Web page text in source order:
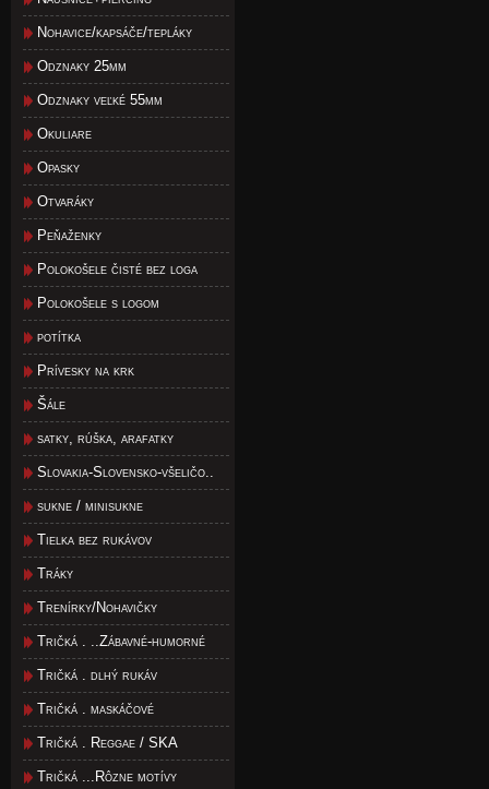
Nohavice/kapsáče/tepláky
Odznaky 25mm
Odznaky veľké 55mm
Okuliare
Opasky
Otvaráky
Peňaženky
Polokošele čisté bez loga
Polokošele s logom
potítka
Prívesky na krk
Šále
satky, rúška, arafatky
Slovakia-Slovensko-všeličo..
sukne / minisukne
Tielka bez rukávov
Tráky
Trenírky/Nohavičky
Tričká . ..Zábavné-humorné
Tričká . dlhý rukáv
Tričká . maskáčové
Tričká . Reggae / SKA
Tričká ...Rôzne motívy